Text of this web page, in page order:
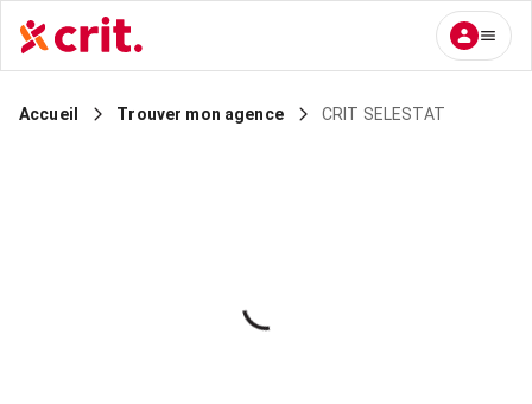
Accueil Trouver mon agence CRIT SELESTAT